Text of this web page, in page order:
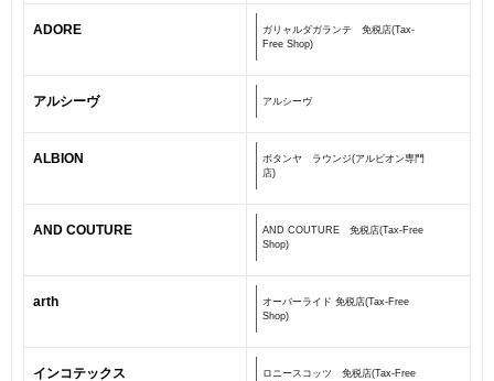
ADORE
ガリャルダガランテ 免税店(Tax-
Free Shop)
アルシーヴ アルシーヴ
ALBION
ボタンヤ ラウンジ(アルビオン専門
店)
AND COUTURE
AND COUTURE 免税店(Tax-Free
Shop)
arth
オーバーライド 免税店(Tax-Free
Shop)
インコテックス
ロニースコッツ 免税店(Tax-Free